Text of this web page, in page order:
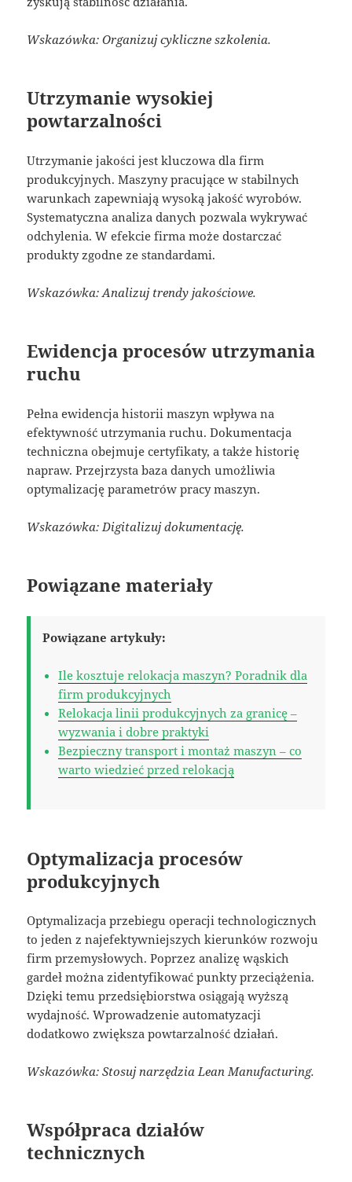
Wskazówka: Organizuj cykliczne szkolenia.
Utrzymanie wysokiej
powtarzalności
Utrzymanie jakości jest kluczowa dla firm
produkcyjnych. Maszyny pracujące w stabilnych
warunkach zapewniają wysoką jakość wyrobów.
Systematyczna analiza danych pozwala wykrywać
odchylenia. W efekcie firma może dostarczać
produkty zgodne ze standardami.
Wskazówka: Analizuj trendy jakościowe.
Ewidencja procesów utrzymania
ruchu
Pełna ewidencja historii maszyn wpływa na
efektywność utrzymania ruchu. Dokumentacja
techniczna obejmuje certyfikaty, a także historię
napraw. Przejrzysta baza danych umożliwia
optymalizację parametrów pracy maszyn.
Wskazówka: Digitalizuj dokumentację.
Powiązane materiały
Powiązane artykuły:
Ile kosztuje relokacja maszyn? Poradnik dla
firm produkcyjnych
Relokacja linii produkcyjnych za granicę –
wyzwania i dobre praktyki
Bezpieczny transport i montaż maszyn – co
warto wiedzieć przed relokacją
Optymalizacja procesów
produkcyjnych
Optymalizacja przebiegu operacji technologicznych
to jeden z najefektywniejszych kierunków rozwoju
firm przemysłowych. Poprzez analizę wąskich
gardeł można zidentyfikować punkty przeciążenia.
Dzięki temu przedsiębiorstwa osiągają wyższą
wydajność. Wprowadzenie automatyzacji
dodatkowo zwiększa powtarzalność działań.
Wskazówka: Stosuj narzędzia Lean Manufacturing.
Współpraca działów
technicznych